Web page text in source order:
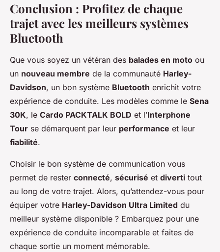
Conclusion : Profitez de chaque
trajet avec les meilleurs systèmes
Bluetooth
Que vous soyez un vétéran des balades en moto ou
un nouveau membre de la communauté Harley-
Davidson, un bon système Bluetooth enrichit votre
expérience de conduite. Les modèles comme le Sena
30K, le Cardo PACKTALK BOLD et l’Interphone
Tour se démarquent par leur performance et leur
fiabilité.
Choisir le bon système de communication vous
permet de rester connecté, sécurisé et diverti tout
au long de votre trajet. Alors, qu’attendez-vous pour
équiper votre Harley-Davidson Ultra Limited du
meilleur système disponible ? Embarquez pour une
expérience de conduite incomparable et faites de
chaque sortie un moment mémorable.